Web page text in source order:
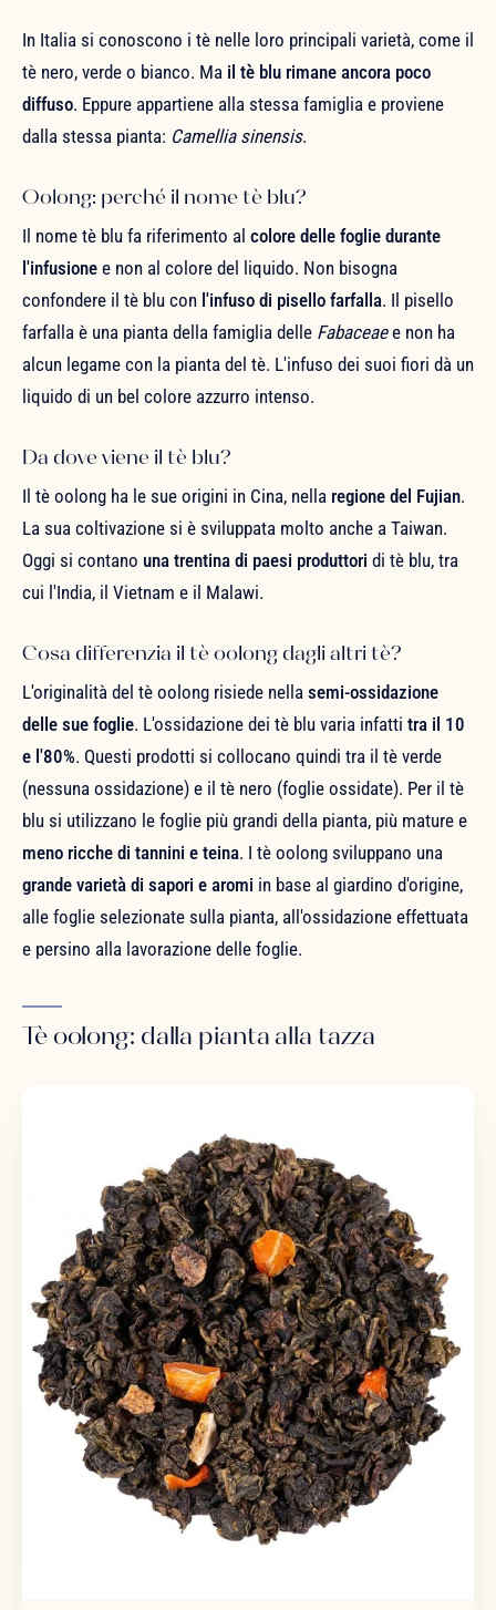
In Italia si conoscono i tè nelle loro principali varietà, come il
tè nero, verde o bianco. Ma il tè blu rimane ancora poco
diffuso. Eppure appartiene alla stessa famiglia e proviene
dalla stessa pianta: Camellia sinensis.
Oolong: perché il nome tè blu?
Il nome tè blu fa riferimento al colore delle foglie durante
l'infusione e non al colore del liquido. Non bisogna
confondere il tè blu con l'infuso di pisello farfalla. Il pisello
farfalla è una pianta della famiglia delle Fabaceaee non ha
alcun legame con la pianta del tè. L'infuso dei suoi fiori dà un
liquido di un bel colore azzurro intenso.
Da dove viene il tè blu?
Il tè oolong ha le sue origini in Cina, nella regione del Fujian.
La sua coltivazione si è sviluppata molto anche a Taiwan.
Oggi si contano una trentina di paesi produttori di tè blu, tra
cui l'India, il Vietnam e il Malawi.
Cosa differenzia il tè oolong dagli altri tè?
L'originalità del tè oolong risiede nella semi-ossidazione
delle sue foglie. L'ossidazione dei tè blu varia infatti tra il 10
e l'80%. Questi prodotti si collocano quindi tra il tè verde
(nessuna ossidazione) e il tè nero (foglie ossidate). Per il tè
blu si utilizzano le foglie più grandi della pianta, più mature e
meno ricche di tannini e teina. I tè oolong sviluppano una
grande varietà di sapori e aromi in base al giardino d'origine,
alle foglie selezionate sulla pianta, all'ossidazione effettuata
e persino alla lavorazione delle foglie.
Tè oolong: dalla pianta alla tazza